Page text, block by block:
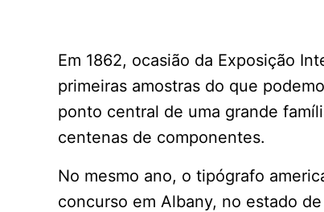
Em 1862, ocasião da Exposição
primeiras amostras do que
ponto central de uma grande
centenas de componentes.
No mesmo ano, o tipógrafo
concurso em Albany, no estado